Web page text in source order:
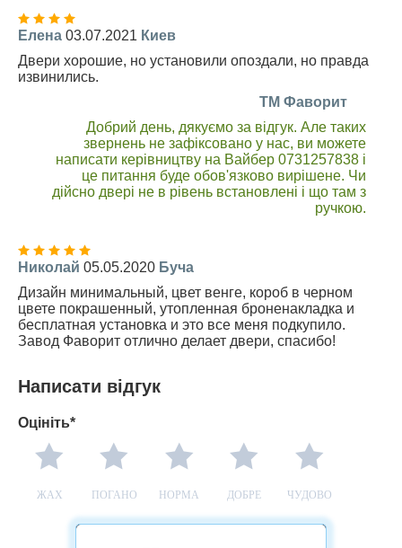
Елена 03.07.2021 Киев
Двери хорошие, но установили опоздали, но правда
извинились.
TM Фаворит
Добрий день, дякуємо за відгук. Але таких
звернень не зафіксовано у нас, ви можете
написати керівництву на Вайбер 0731257838 і
це питання буде обов'язково вирішене. Чи
дійсно двері не в рівень встановлені і що там з
ручкою.
Николай 05.05.2020 Буча
Дизайн минимальный, цвет венге, короб в черном
цвете покрашенный, утопленная броненакладка и
бесплатная установка и это все меня подкупило.
Завод Фаворит отлично делает двери, спасибо!
Написати відгук
Оцініть*
ЖАХ ПОГАНО НОРМА ДОБРЕ ЧУДОВО